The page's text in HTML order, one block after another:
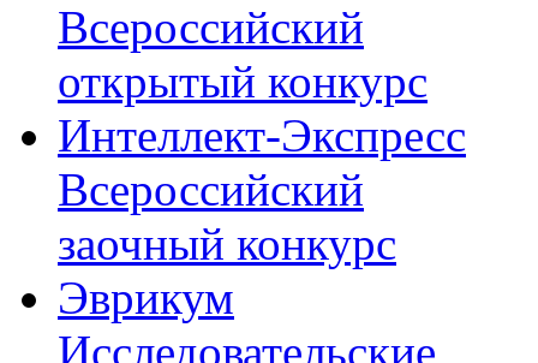
Всероссийский
открытый конкурс
Интеллект-Экспресс
Всероссийский
заочный конкурс
Эврикум
Исследовательские